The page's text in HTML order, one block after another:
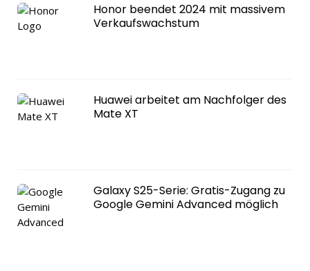
Honor beendet 2024 mit massivem
Verkaufswachstum
Huawei arbeitet am Nachfolger des
Mate XT
Galaxy S25-Serie: Gratis-Zugang zu
Google Gemini Advanced möglich